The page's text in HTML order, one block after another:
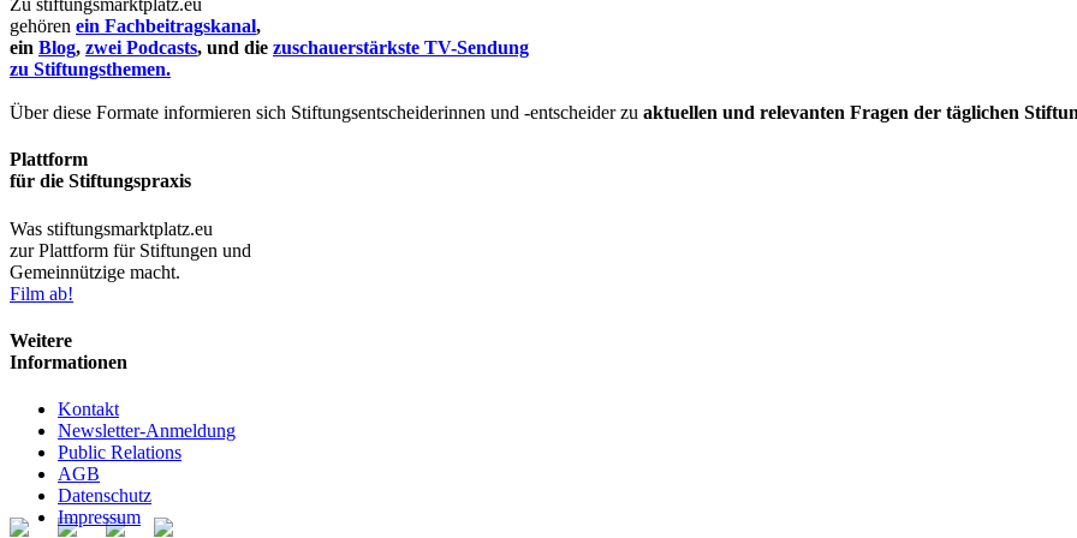
Zu stiftungsmarktplatz.eu
gehören ein Fachbeitragskanal,
ein Blog, zwei Podcasts, und die zuschauerstärkste TV-Sendung
zu Stiftungsthemen.
Über diese Formate informieren sich Stiftungsentscheiderinnen und -entscheider zu aktuellen und relevanten Fragen der täglichen
Plattform
für die Stiftungspraxis
Was stiftungsmarktplatz.eu
zur Plattform für Stiftungen und
Gemeinnützige macht.
Film ab!
Weitere
Informationen
Kontakt
Newsletter-Anmeldung
Public Relations
AGB
Datenschutz
Impressum